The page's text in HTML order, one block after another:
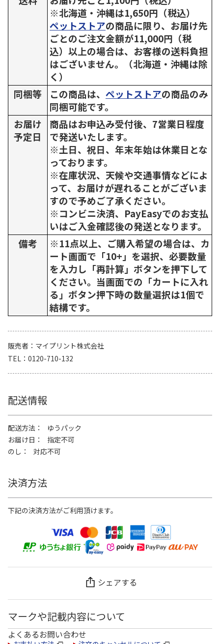
※北海道・沖縄は1,650円（税込）
ペットストアの商品に限り、お届け先
ごとのご注文金額が11,000円（税
込）以上の場合は、お客様の送料負担
はございません。（北海道・沖縄は除
く）
同梱等
この商品は、 ペットストアの商品のみ
同梱可能です。
お届け
予定日
商品はお申込み受付後、7営業日程度
で発送いたします。
※土日、祝日、年末年始は休業日とな
っております。
※在庫状況、天候や交通事情などによ
って、お届けが遅れることがございま
すので予めご了承ください。
※コンビニ決済、PayEasyでのお支払
いはご入金確認後の発送となります。
備考
※11点以上、ご購入希望の場合は、カ
ート画面で「10+」を選択、必要数量
を入力し「再計算」ボタンを押下して
ください。当画面での「カートに入れ
る」ボタン押下時の数量選択は1個で
結構です。
販売者
マイプリント株式会社
TEL
0120-710-132
配送情報
配送方法
ゆうパック
お届け日
指定不可
のし
対応不可
決済方法
下記の決済方法がご利用頂けます。
シェアする
マークや記載内容について
よくあるお問い合わせ